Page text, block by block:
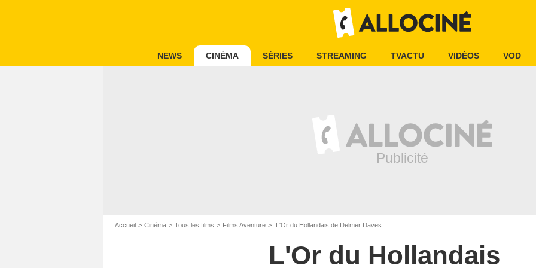
NEWS CINÉMA SÉRIES STREAMING TVACTU VIDÉOS VOD
Accueil Cinéma Tous les films Films Aventure L'Or du Hollandais de Delmer Daves
L'Or du Hollandais